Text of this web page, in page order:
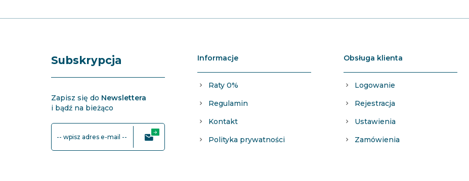
Subskrypcja
Zapisz się do Newslettera
i bądź na bieżąco
-- wpisz adres e-mail --
Informacje
Raty 0%
Regulamin
Kontakt
Polityka prywatności
Obsługa klienta
Logowanie
Rejestracja
Ustawienia
Zamówienia